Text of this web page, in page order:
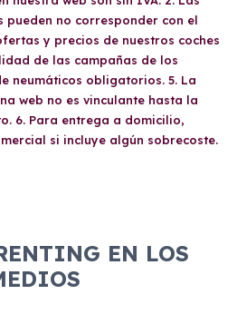
pueden no corresponder con el
y precios de nuestros coches
de las campañas de los
neumáticos obligatorios. 5. La
web no es vinculante hasta la
6. Para entrega a domicilio,
si incluye algún sobrecoste.
EN LOS